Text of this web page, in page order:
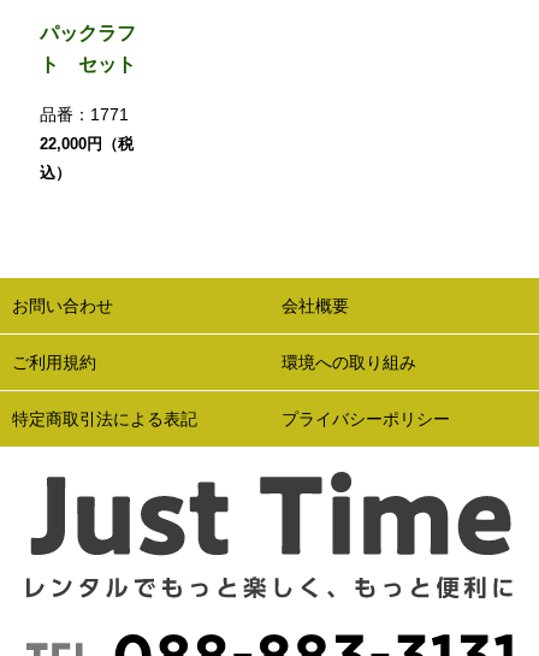
パックラフ
ト セット
品番： 1771
22,000円（税
込）
お問い合わせ 会社概要
ご利用規約 環境への取り組み
特定商取引法による表記 プライバシーポリシー